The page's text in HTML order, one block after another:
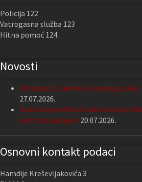
Policija 122
Vatrogasna služba 123
Hitna pomoć 124
Novosti
Održana 13. sjednica Gradskog vijeća
27.07.2026.
Nastavak podrške Grada Sarajeva
Kantona Sarajevo 20.07.2026.
Osnovni kontakt podaci
Hamdije Kreševljakovića 3